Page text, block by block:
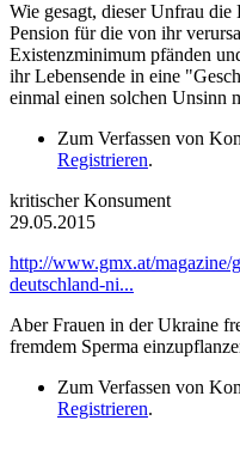
Wie gesagt, dieser Unfrau
Pension für die von ihr
Existenzminimum pfänden
ihr Lebensende in eine
einmal einen solchen Unsinn
Zum Verfassen von
Registrieren.
kritischer Konsument
29.05.2015
http://www.gmx.at/magazine/
deutschland-ni...
Aber Frauen in der Ukraine
fremdem Sperma
Zum Verfassen von
Registrieren.